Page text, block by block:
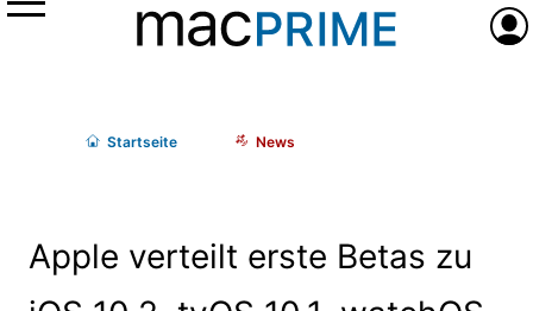
Menü
Startseite News
Apple verteilt erste Betas zu